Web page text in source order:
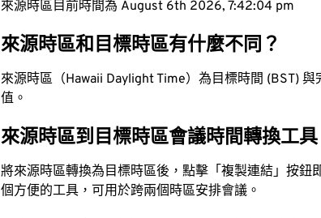
來源時區目前時間為 August 6th 2026, 7:42:05 pm
來源時區和目標時區有什麼不同？
來源時區（Hawaii Daylight Time）為目標時間 (BST)
值。
來源時區到目標時區會議時間轉換工具
將來源時區轉換為目標時區後，點擊「複製連結」按鈕
個方便的工具，可用於跨兩個時區安排會議。